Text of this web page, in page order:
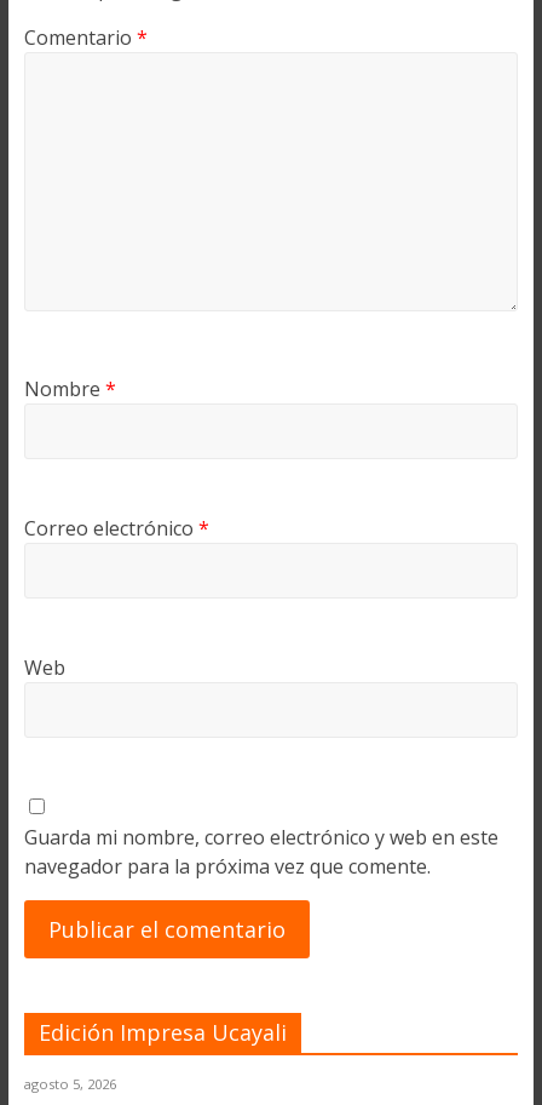
Comentario *
Nombre *
Correo electrónico *
Web
Guarda mi nombre, correo electrónico y web en este
navegador para la próxima vez que comente.
Edición Impresa Ucayali
agosto 5, 2026